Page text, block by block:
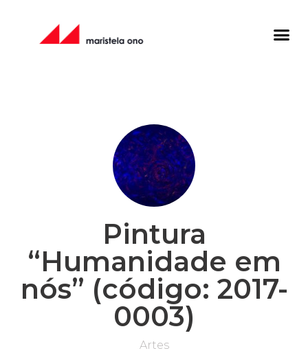
Pintura
“Humanidade em
nós” (código: 2017-
0003)
Artes